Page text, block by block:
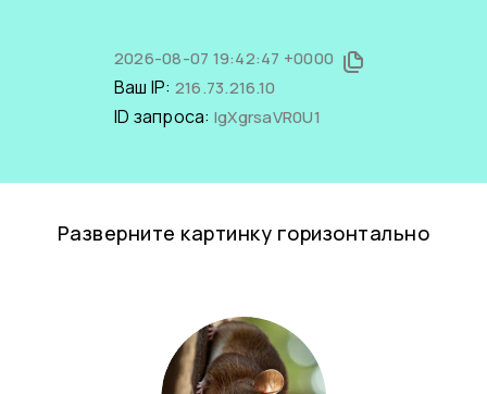
2026-08-07 19:42:47 +0000
Ваш IP: 216.73.216.10
ID запроса: lgXgrsaVR0U1
Разверните картинку горизонтально